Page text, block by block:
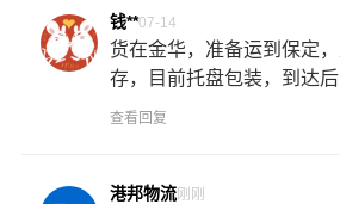
钱**07-14
货在金华，准备运到保定
存，目前托盘包装，到达
查看回复
港邦物流刚刚